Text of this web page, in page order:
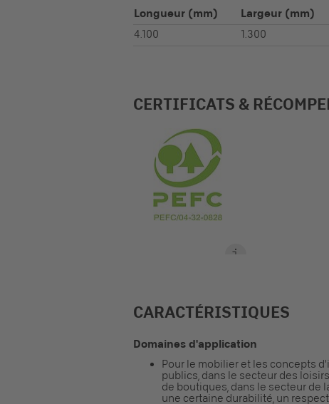
Longueur (mm) Largeur (mm)
4.100 1.300
CERTIFICATS &
CARACTÉRISTIQUES
Domaines d'application
Pour le mobilier et les concepts
publics, dans le secteur des
de boutiques, dans le secteur de
une certaine durabilité, un